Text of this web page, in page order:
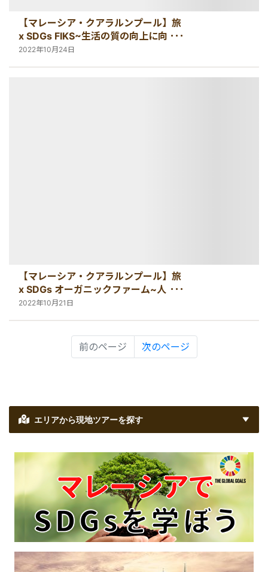
【マレーシア・クアラルンプール】旅
x SDGs FIKS~生活の質の向上に向けて
~
2022年10月24日
【マレーシア・クアラルンプール】旅
x SDGs オーガニックファーム~人と自
然をつなぐ~
2022年10月21日
前のページ 次のページ
エリアから現地ツアーを探す